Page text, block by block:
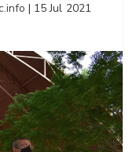
| 15 Jul 2021